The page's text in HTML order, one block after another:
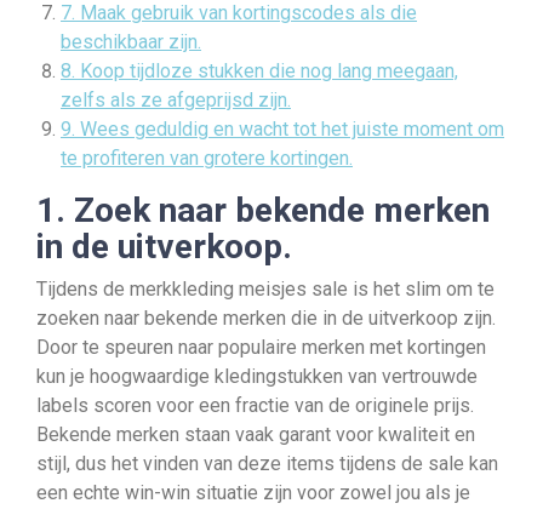
7. Maak gebruik van kortingscodes als die
beschikbaar zijn.
8. Koop tijdloze stukken die nog lang meegaan,
zelfs als ze afgeprijsd zijn.
9. Wees geduldig en wacht tot het juiste moment om
te profiteren van grotere kortingen.
1. Zoek naar bekende merken
in de uitverkoop.
Tijdens de merkkleding meisjes sale is het slim om te
zoeken naar bekende merken die in de uitverkoop zijn.
Door te speuren naar populaire merken met kortingen
kun je hoogwaardige kledingstukken van vertrouwde
labels scoren voor een fractie van de originele prijs.
Bekende merken staan vaak garant voor kwaliteit en
stijl, dus het vinden van deze items tijdens de sale kan
een echte win-win situatie zijn voor zowel jou als je